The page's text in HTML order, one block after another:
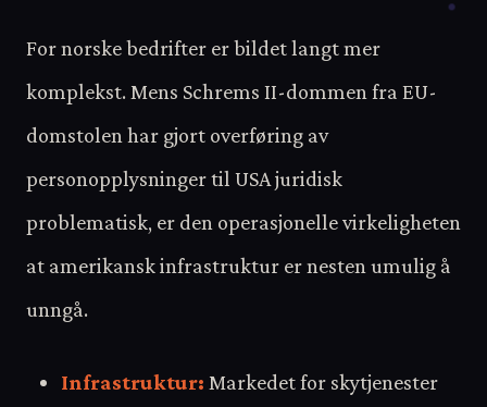
For norske bedrifter er bildet langt mer
komplekst. Mens Schrems II-dommen fra EU-
domstolen har gjort overføring av
personopplysninger til USA juridisk
problematisk, er den operasjonelle virkeligheten
at amerikansk infrastruktur er nesten umulig å
unngå.
Infrastruktur: Markedet for skytjenester